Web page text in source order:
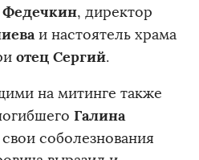
Федечкин, директор
и настоятель храма
отец Сергий.
на митинге также
Галина
соболезнования